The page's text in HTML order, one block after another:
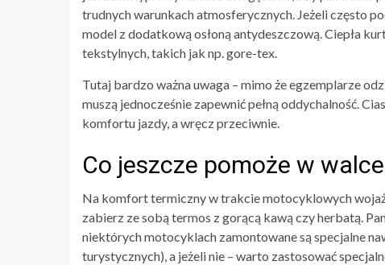
trudnych warunkach atmosferycznych. Jeżeli często
model z dodatkową osłoną antydeszczową. Ciepła
tekstylnych, takich jak np. gore-tex.
Tutaj bardzo ważna uwaga – mimo że egzemplarze
muszą jednocześnie zapewnić pełną oddychalność.
komfortu jazdy, a wręcz przeciwnie.
Co jeszcze pomoże w
Na komfort termiczny w trakcie motocyklowych
zabierz ze sobą termos z gorącą kawą czy herbatą.
niektórych motocyklach zamontowane są specjalne
turystycznych), a jeżeli nie – warto zastosować